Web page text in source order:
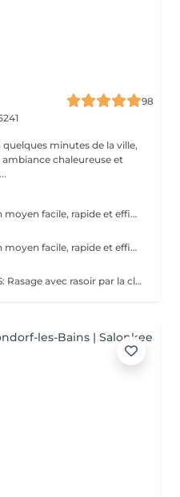
98
minutes de la ville,
chaleureuse et
L'épilation par laser diode est un moyen facile, rapide et efficace d'éliminer les poils que nous estimons superflus, sans affecter les pores et l'épiderme. Compte tenu des 3 phases de croissance du poil plusieurs séances sont nécessaires. Valable pour toutes les peaux. N'agit pas sur les poils blancs. Un examen pré-épilatoire par notre technicienne est requis pour cette prestation. Consentement éclairé à signer. Il est possible pour les personnes qui ont déjà entrepris des traitements d'électrolyse ou d'autres laser ou lumière pulsée de passer au laser diode Soleil non conseillé pendant le traitement Prix dégressifs sur plusieurs zones ABONNEMENT 8+2
L'épilation par laser diode est un moyen facile, rapide et efficace d'éliminer les poils que nous estimons superflus, sans affecter les pores et l'épiderme. Compte tenu des 3 phases de croissance du poil plusieurs séances sont nécessaires. Valable pour toutes les peaux. N'agit pas sur les poils blancs. Un examen pré-épilatoire par notre technicienne est requis pour cette prestation. Consentement éclairé à signer. Il est possible pour les personnes qui ont déjà entrepris des traitements d'électrolyse ou d'autres laser ou lumière pulsée de passer au laser diode Soleil non conseillé pendant le traitement Prix dégressifs sur plusieurs zones ABONNEMENT 8+2
INFORMATIONS IMPORTANTES: Rasage avec rasoir par la client 24h avant; pas d'exposition directe au soleil ni avant ni après la séance. L'épilation par laser diode est un moyen facile, rapide et efficace d'éliminer les poils que nous estimons superflus, sans affecter les pores et l'épiderme. Compte tenu des 3 phases de croissance du poil plusieurs séances sont nécessaires. Valable pour toutes les peaux. N'agit pas sur les poils blancs. Un examen pré-épilatoire par notre technicienne est requis pour cette prestation. Consentement éclairé à signer. Il est possible pour les personnes qui ont déjà entrepris des traitements d'électrolyse ou d'autres laser ou lumière pulsée de passer au laser diode Soleil non conseillé pendant le traitement Prix dégressifs sur plusieurs zones ABONNEMENT 8+2